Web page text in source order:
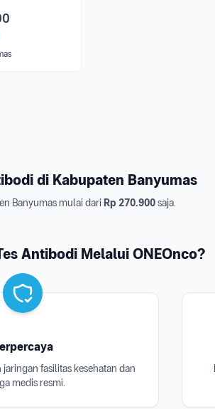
di Kabupaten Banyumas
Banyumas mulai dari Rp 270.900saja.
Antibodi Melalui ONEOnco?
jaringan fasilitas kesehatan dan
medis resmi.